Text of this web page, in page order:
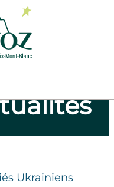
Ukrainiens